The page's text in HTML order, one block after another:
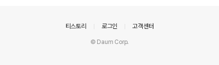
티스토리 로그인 고객센터
© Daum Corp.